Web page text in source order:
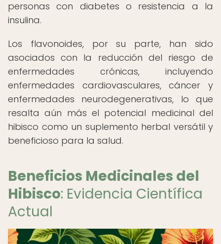
personas con diabetes o resistencia a la
insulina.
Los flavonoides, por su parte, han sido
asociados con la reducción del riesgo de
enfermedades crónicas, incluyendo
enfermedades cardiovasculares, cáncer y
enfermedades neurodegenerativas, lo que
resalta aún más el potencial medicinal del
hibisco como un suplemento herbal versátil y
beneficioso para la salud.
Beneficios Medicinales del
Hibisco: Evidencia Científica
Actual